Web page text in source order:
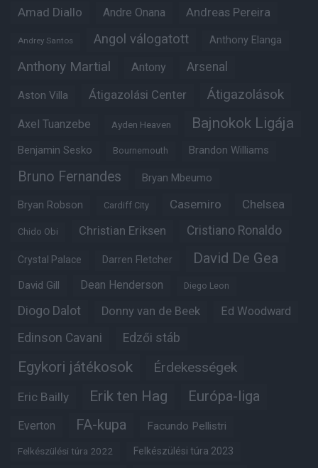
Amad Diallo Andre Onana Andreas Pereira
Andrey Santos Angol válogatott Anthony Elanga
Anthony Martial Antony Arsenal
Aston Villa Átigazolási Center Átigazolások
Axel Tuanzebe Ayden Heaven Bajnokok Ligája
Benjamin Sesko Bournemouth Brandon Williams
Bruno Fernandes Bryan Mbeumo
Bryan Robson Cardiff City Casemiro Chelsea
Chido Obi Christian Eriksen Cristiano Ronaldo
Crystal Palace Darren Fletcher David De Gea
David Gill Dean Henderson Diego Leon
Diogo Dalot Donny van de Beek Ed Woodward
Edinson Cavani Edzői stáb
Egykori játékosok Érdekességek
Eric Bailly Erik ten Hag Európa-liga
Everton FA-kupa Facundo Pellistri
Felkészülési túra 2022 Felkészülési túra 2023